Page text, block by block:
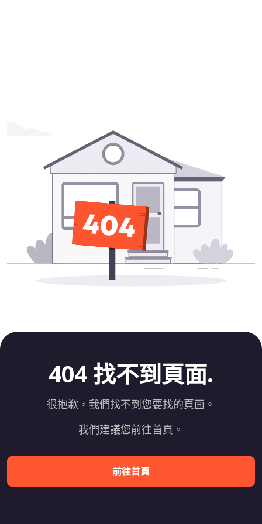
404 找不到頁面.
很抱歉，我們找不到您要找的頁面。
我們建議您前往首頁。
前往首頁